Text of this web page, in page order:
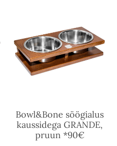
Bowl&Bone söögialus
kaussidega GRANDE,
pruun *90€